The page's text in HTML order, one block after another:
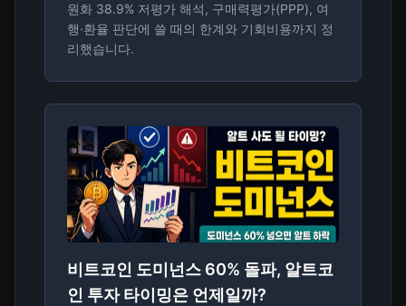
원화 38.9% 저평가 해석, 구매력평가(PPP), 여
행·환율 판단에 쓸 때의 한계와 기회비용까지 정
리했습니다.
비트코인 도미넌스 60% 돌파, 알트코
인 투자 타이밍은 언제일까?